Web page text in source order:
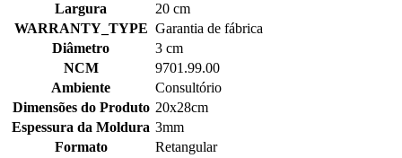
Largura
20 cm
WARRANTY_TYPE Garantia de fábrica
Diâmetro
3 cm
NCM
9701.99.00
Ambiente
Consultório
Dimensões do Produto 20x28cm
Espessura da Moldura 3mm
Formato
Retangular